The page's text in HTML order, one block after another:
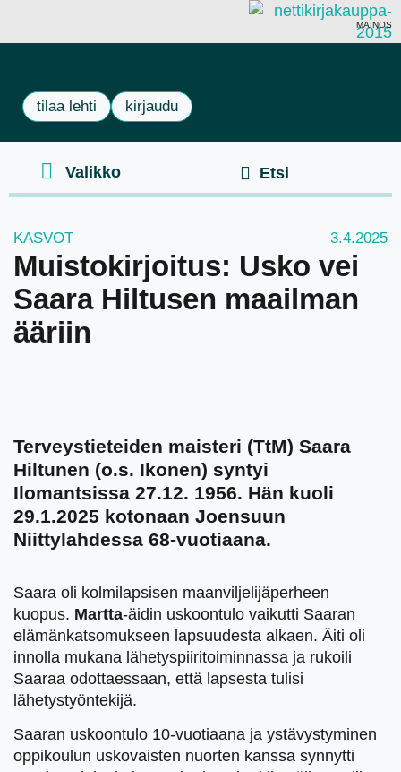
MAINOS
tilaa lehti kirjaudu
KASVOT 3.4.2025
Muistokirjoitus: Usko vei
Saara Hiltusen maailman
ääriin
Terveystieteiden maisteri (TtM) Saara
Hiltunen (o.s. Ikonen) syntyi
Ilomantsissa 27.12. 1956. Hän kuoli
29.1.2025 kotonaan Joensuun
Niittylahdessa 68-vuotiaana.
Saara oli kolmilapsisen maanviljelijäperheen
kuopus. Martta-äidin uskoontulo vaikutti Saaran
elämänkatsomukseen lapsuudesta alkaen. Äiti oli
innolla mukana lähetyspiiritoiminnassa ja rukoili
Saaraa odottaessaan, että lapsesta tulisi
lähetystyöntekijä.
Saaran uskoontulo 10-vuotiaana ja ystävystyminen
oppikoulun uskovaisten nuorten kanssa synnytti